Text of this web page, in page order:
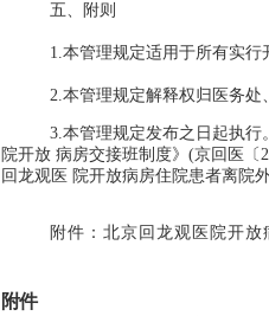
五、附则
1.本管理规定适用于所有实行
2.本管理规定解释权归医务处
3.本管理规定发布之日起执
院开放 病房交接班制度》(京回医〔
回龙观医 院开放病房住院患者离院
附件：北京回龙观医院开
附件